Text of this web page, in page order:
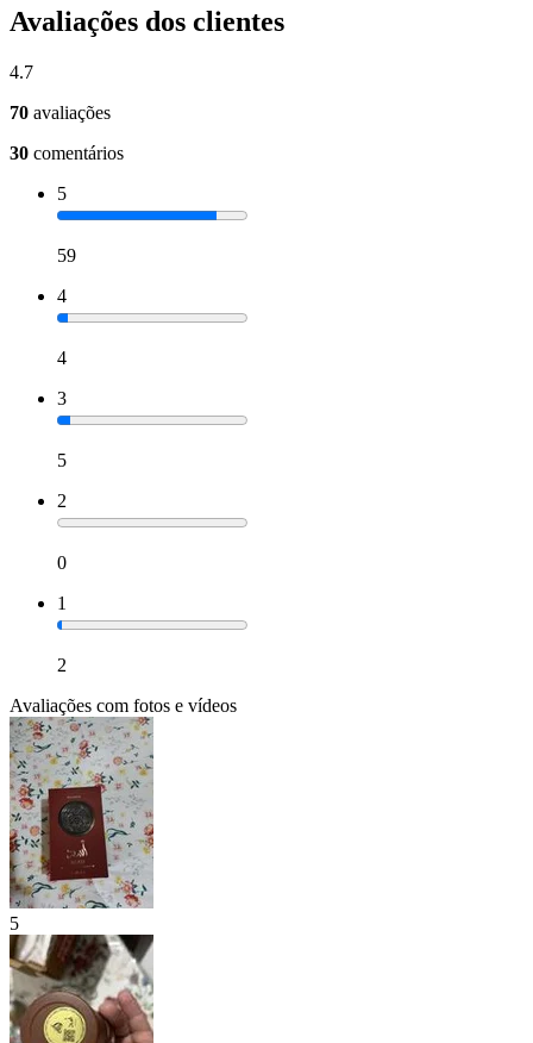
Avaliações dos clientes
4.7
70 avaliações
30 comentários
5
59
4
4
3
5
2
0
1
2
Avaliações com fotos e vídeos
5